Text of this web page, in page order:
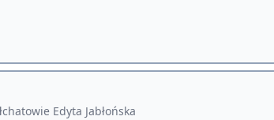
Edyta Jabłońska